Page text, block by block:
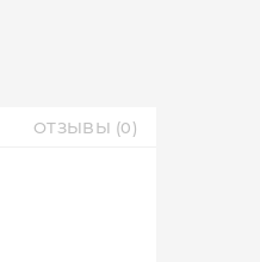
ОТЗЫВЫ (0)